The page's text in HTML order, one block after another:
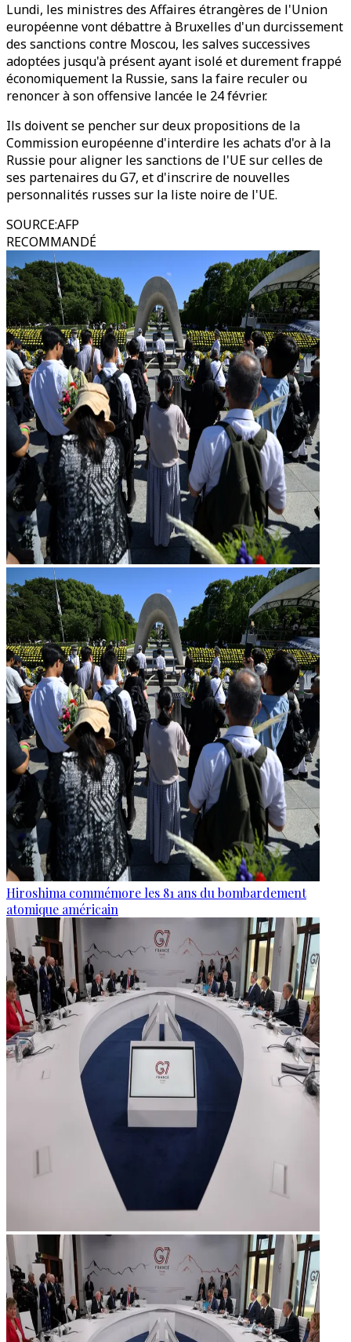
Lundi, les ministres des Affaires étrangères de l'Union
européenne vont débattre à Bruxelles d'un durcissement
des sanctions contre Moscou, les salves successives
adoptées jusqu'à présent ayant isolé et durement frappé
économiquement la Russie, sans la faire reculer ou
renoncer à son offensive lancée le 24 février.
Ils doivent se pencher sur deux propositions de la
Commission européenne d'interdire les achats d'or à la
Russie pour aligner les sanctions de l'UE sur celles de
ses partenaires du G7, et d'inscrire de nouvelles
personnalités russes sur la liste noire de l'UE.
SOURCE:AFP
RECOMMANDÉ
Hiroshima commémore les 81 ans du bombardement
atomique américain